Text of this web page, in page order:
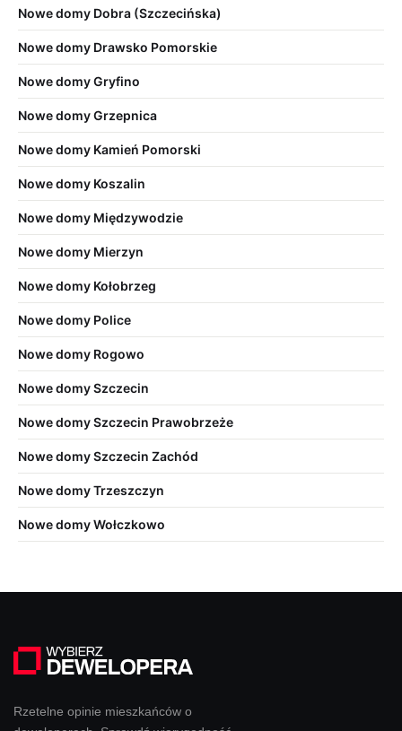
Nowe domy Dobra (Szczecińska)
Nowe domy Drawsko Pomorskie
Nowe domy Gryfino
Nowe domy Grzepnica
Nowe domy Kamień Pomorski
Nowe domy Koszalin
Nowe domy Międzywodzie
Nowe domy Mierzyn
Nowe domy Kołobrzeg
Nowe domy Police
Nowe domy Rogowo
Nowe domy Szczecin
Nowe domy Szczecin Prawobrzeże
Nowe domy Szczecin Zachód
Nowe domy Trzeszczyn
Nowe domy Wołczkowo
Rzetelne opinie mieszkańców o